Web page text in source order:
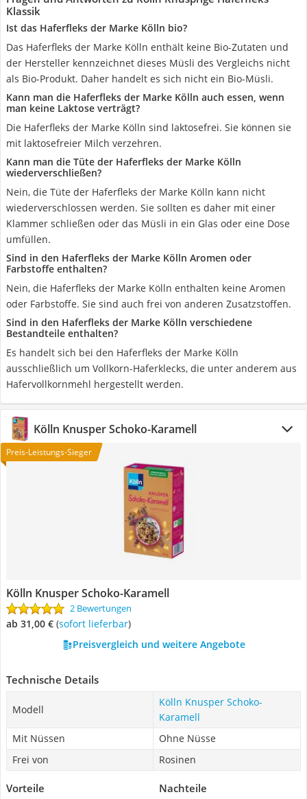
Klassik
Ist das Haferfleks der Marke Kölln bio?
Das Haferfleks der Marke Kölln enthält keine Bio-Zutaten und
der Hersteller kennzeichnet dieses Müsli des Vergleichs nicht
als Bio-Produkt. Daher handelt es sich nicht ein Bio-Müsli.
Kann man die Haferfleks der Marke Kölln auch essen, wenn
man keine Laktose verträgt?
Die Haferfleks der Marke Kölln sind laktosefrei. Sie können sie
mit laktosefreier Milch verzehren.
Kann man die Tüte der Haferfleks der Marke Kölln
wiederverschließen?
Nein, die Tüte der Haferfleks der Marke Kölln kann nicht
wiederverschlossen werden. Sie sollten es daher mit einer
Klammer schließen oder das Müsli in ein Glas oder eine Dose
umfüllen.
Sind in den Haferfleks der Marke Kölln Aromen oder
Farbstoffe enthalten?
Nein, die Haferfleks der Marke Kölln enthalten keine Aromen
oder Farbstoffe. Sie sind auch frei von anderen Zusatzstoffen.
Sind in den Haferfleks der Marke Kölln verschiedene
Bestandteile enthalten?
Es handelt sich bei den Haferfleks der Marke Kölln
ausschließlich um Vollkorn-Haferklecks, die unter anderem aus
Hafervollkornmehl hergestellt werden.
Kölln Knusper Schoko-Karamell
Preis-Leistungs-Sieger
Kölln Knusper Schoko-Karamell
2 Bewertungen
ab 31,00 € ( Sofort lieferbar)
Preisvergleich und weitere Angebote
Technische Details
Modell
Kölln Knusper Schoko-
Karamell
Mit Nüssen
Ohne Nüsse
Frei von
Rosinen
Vorteile Nachteile